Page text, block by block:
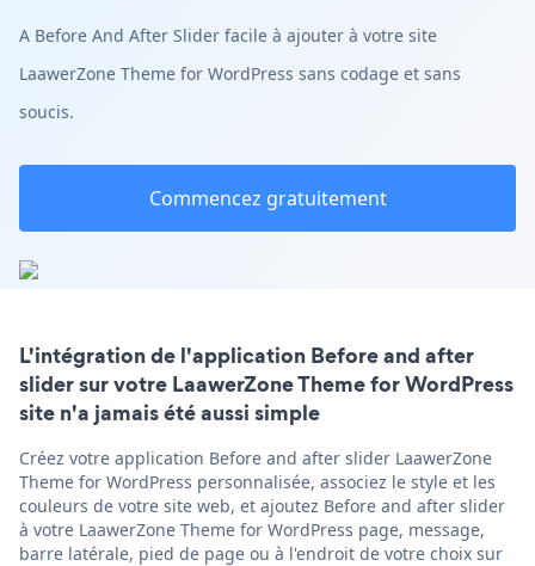
A Before And After Slider facile à ajouter à votre site
LaawerZone Theme for WordPress sans codage et sans
soucis.
Commencez gratuitement
L'intégration de l'application Before and after
slider sur votre LaawerZone Theme for WordPress
site n'a jamais été aussi simple
Créez votre application Before and after slider LaawerZone
Theme for WordPress personnalisée, associez le style et les
couleurs de votre site web, et ajoutez Before and after slider
à votre LaawerZone Theme for WordPress page, message,
barre latérale, pied de page ou à l'endroit de votre choix sur